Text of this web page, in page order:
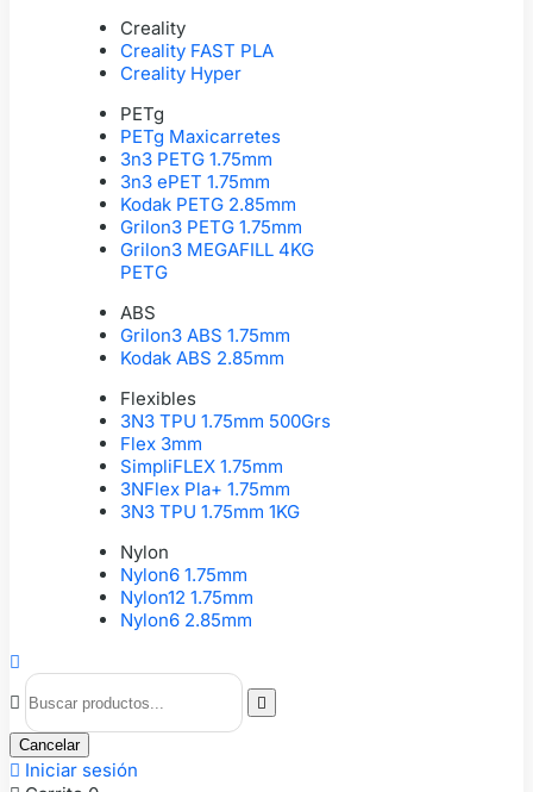
Creality
Creality FAST PLA
Creality Hyper
PETg
PETg Maxicarretes
3n3 PETG 1.75mm
3n3 ePET 1.75mm
Kodak PETG 2.85mm
Grilon3 PETG 1.75mm
Grilon3 MEGAFILL 4KG
PETG
ABS
Grilon3 ABS 1.75mm
Kodak ABS 2.85mm
Flexibles
3N3 TPU 1.75mm 500Grs
Flex 3mm
SimpliFLEX 1.75mm
3NFlex Pla+ 1.75mm
3N3 TPU 1.75mm 1KG
Nylon
Nylon6 1.75mm
Nylon12 1.75mm
Nylon6 2.85mm



Cancelar
 Iniciar sesión